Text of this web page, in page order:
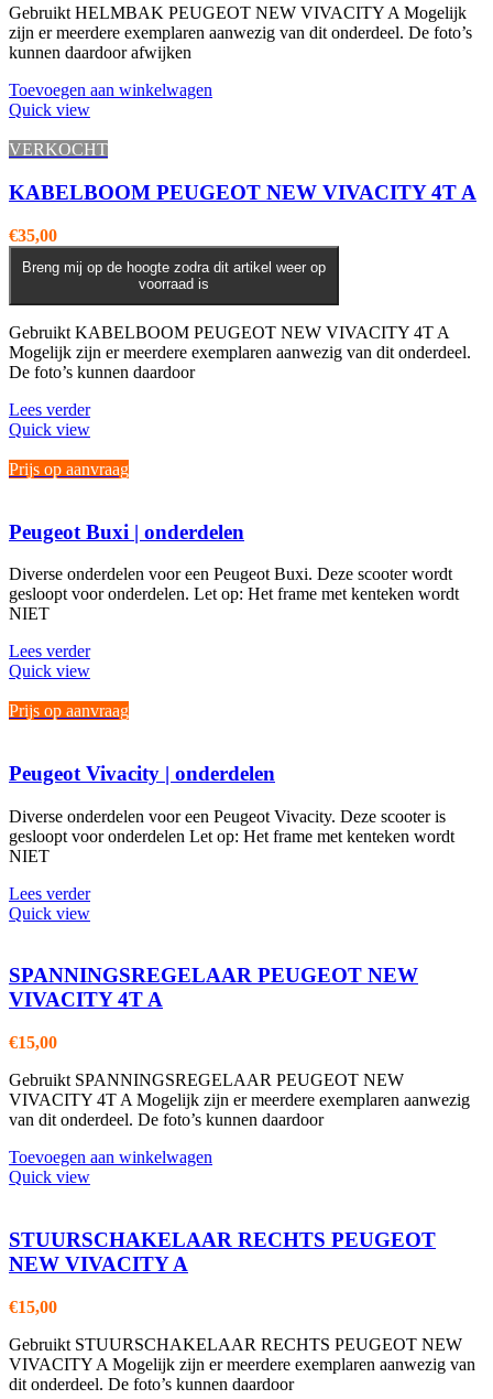
Gebruikt HELMBAK PEUGEOT NEW VIVACITY A Mogelijk
zijn er meerdere exemplaren aanwezig van dit onderdeel. De foto’s
kunnen daardoor afwijken
Toevoegen aan winkelwagen
Quick view
VERKOCHT
KABELBOOM PEUGEOT NEW VIVACITY 4T A
€35,00
Breng mij op de hoogte zodra dit artikel weer op
voorraad is
Gebruikt KABELBOOM PEUGEOT NEW VIVACITY 4T A
Mogelijk zijn er meerdere exemplaren aanwezig van dit onderdeel.
De foto’s kunnen daardoor
Lees verder
Quick view
Prijs op aanvraag
Peugeot Buxi | onderdelen
Diverse onderdelen voor een Peugeot Buxi. Deze scooter wordt
gesloopt voor onderdelen. Let op: Het frame met kenteken wordt
NIET
Lees verder
Quick view
Prijs op aanvraag
Peugeot Vivacity | onderdelen
Diverse onderdelen voor een Peugeot Vivacity. Deze scooter is
gesloopt voor onderdelen Let op: Het frame met kenteken wordt
NIET
Lees verder
Quick view
SPANNINGSREGELAAR PEUGEOT NEW
VIVACITY 4T A
€15,00
Gebruikt SPANNINGSREGELAAR PEUGEOT NEW
VIVACITY 4T A Mogelijk zijn er meerdere exemplaren aanwezig
van dit onderdeel. De foto’s kunnen daardoor
Toevoegen aan winkelwagen
Quick view
STUURSCHAKELAAR RECHTS PEUGEOT
NEW VIVACITY A
€15,00
Gebruikt STUURSCHAKELAAR RECHTS PEUGEOT NEW
VIVACITY A Mogelijk zijn er meerdere exemplaren aanwezig van
dit onderdeel. De foto’s kunnen daardoor